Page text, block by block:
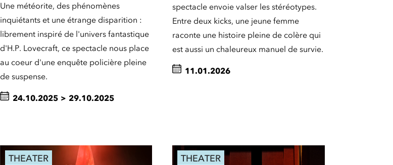
Une météorite, des phénomènes
inquiétants et une étrange disparition :
librement inspiré de l'univers fantastique
d'H.P. Lovecraft, ce spectacle nous place
au coeur d'une enquête policière pleine
de suspense.
24.10.2025 > 29.10.2025
spectacle envoie valser les stéréotypes.
Entre deux kicks, une jeune femme
raconte une histoire pleine de colère qui
est aussi un chaleureux manuel de survie.
11.01.2026
THEATER THEATER